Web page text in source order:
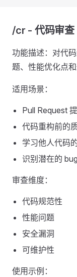
/cr - 代码审查
功能描述：对代
题、性能优化点
适用场景：
Pull Request
代码重构前的
学习他人代码
识别潜在的
审查维度：
代码规范性
性能问题
安全漏洞
可维护性
使用示例：